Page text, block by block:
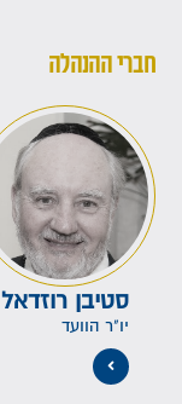
חברי ההנהלה
סטיבן רוזדאל
יו"ר הוועד